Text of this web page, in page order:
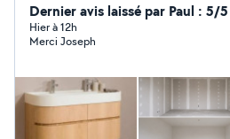
avons d'autre domaine comme le
paysagiste. Nous somme très
n'hésitez pas à nous contacter
Dernier avis laissé par Paul : 5/5
Hier à 12h
Merci Joseph